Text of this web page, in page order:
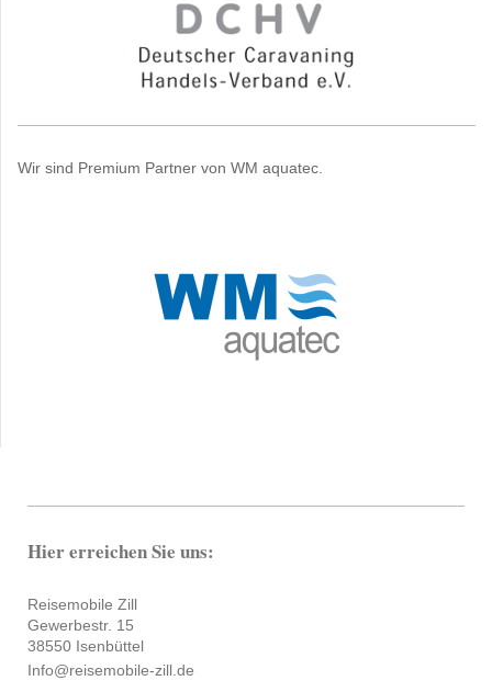
Wir sind Premium Partner von WM aquatec.
Hier erreichen Sie uns:
Reisemobile Zill
Gewerbestr. 15
38550 Isenbüttel
Info@reisemobile-zill.de